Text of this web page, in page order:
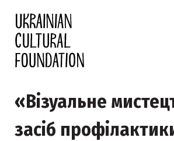
«Візуальне
засіб